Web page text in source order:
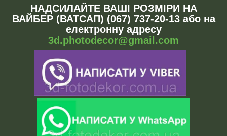
НАДСИЛАЙТЕ ВАШІ РОЗМІРИ НА
ВАЙБЕР (ВАТСАП) (067) 737-20-13 або на
електронну адресу
3d.photodecor@gmail.com